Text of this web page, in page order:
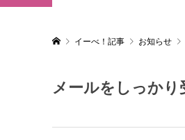
イーべ！記事 お知らせ
メールをしっかり